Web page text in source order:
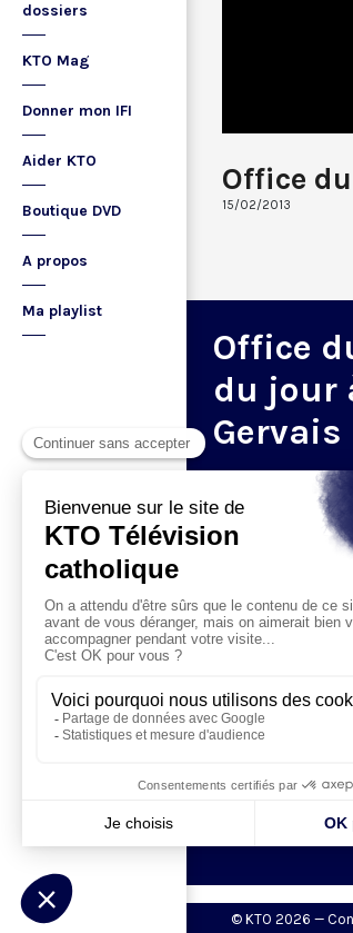
dossiers
KTO Mag
Donner mon IFI
Aider KTO
Boutique DVD
A propos
Ma playlist
Office
15/02/2013
Office
du jour
Gervais
Du mardi au
l’office du milieu
Saint-Gervais-
les Fraternités
L’Office du Milieu
particulier, «au
office, les heures
Sexte et None. Il
retrouver son
matin (Laudes) et
© KTO 2026 —